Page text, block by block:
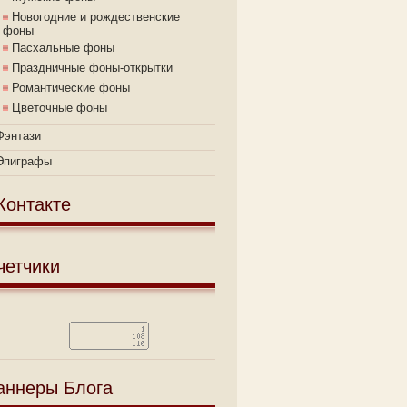
Новогодние и рождественские
фоны
Пасхальные фоны
Праздничные фоны-открытки
Романтические фоны
Цветочные фоны
Блога